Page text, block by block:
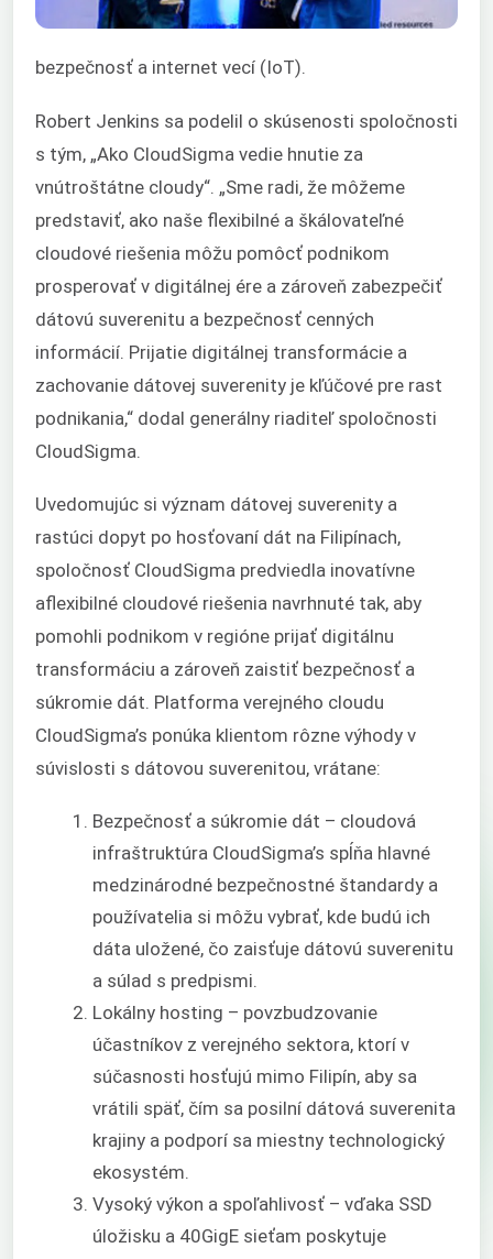
bezpečnosť a internet vecí (IoT).
Robert Jenkins sa podelil o skúsenosti spoločnosti
s tým, „Ako CloudSigma vedie hnutie za
vnútroštátne cloudy“. „Sme radi, že môžeme
predstaviť, ako naše flexibilné a škálovateľné
cloudové riešenia môžu pomôcť podnikom
prosperovať v digitálnej ére a zároveň zabezpečiť
dátovú suverenitu a bezpečnosť cenných
informácií. Prijatie digitálnej transformácie a
zachovanie dátovej suverenity je kľúčové pre rast
podnikania,“ dodal generálny riaditeľ spoločnosti
CloudSigma.
Uvedomujúc si význam dátovej suverenity a
rastúci dopyt po hosťovaní dát na Filipínach,
spoločnosť CloudSigma predviedla inovatívne
aflexibilné cloudové riešenia navrhnuté tak, aby
pomohli podnikom v regióne prijať digitálnu
transformáciu a zároveň zaistiť bezpečnosť a
súkromie dát. Platforma verejného cloudu
CloudSigma’s ponúka klientom rôzne výhody v
súvislosti s dátovou suverenitou, vrátane:
Bezpečnosť a súkromie dát – cloudová
infraštruktúra CloudSigma’s spĺňa hlavné
medzinárodné bezpečnostné štandardy a
používatelia si môžu vybrať, kde budú ich
dáta uložené, čo zaisťuje dátovú suverenitu
a súlad s predpismi.
Lokálny hosting – povzbudzovanie
účastníkov z verejného sektora, ktorí v
súčasnosti hosťujú mimo Filipín, aby sa
vrátili späť, čím sa posilní dátová suverenita
krajiny a podporí sa miestny technologický
ekosystém.
Vysoký výkon a spoľahlivosť – vďaka SSD
úložisku a 40GigE sieťam poskytuje